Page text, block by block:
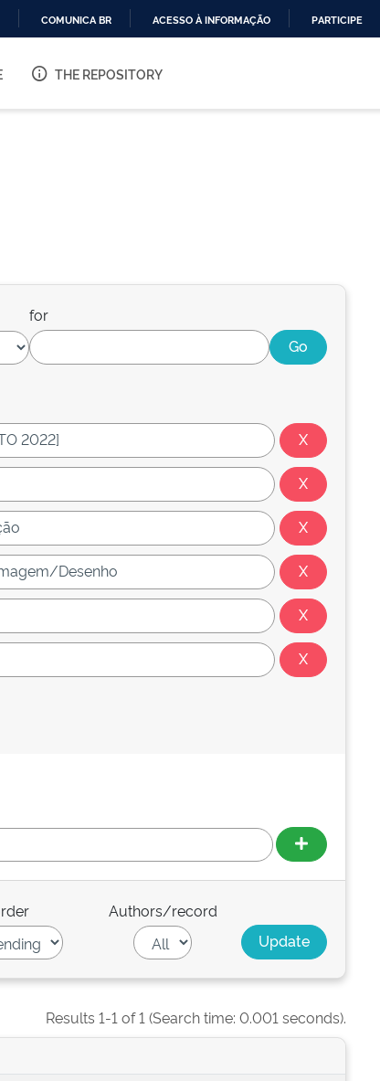
O
COMUNICA BR ACESSO À INFORMAÇÃO PARTICIPE
THE REPOSITORY
for
Authors/record
Results 1-1 of 1 (Search time: 0.001 seconds).